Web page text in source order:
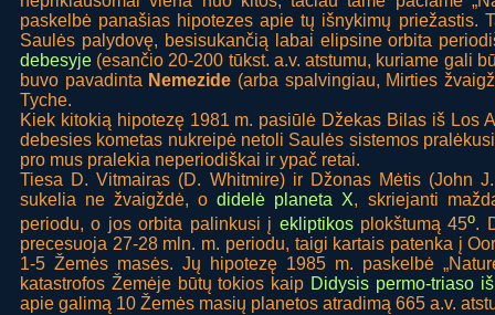
paskelbė panašias hipotezes apie tų išnykimų priežastis.
Saulės palydovę, besisukančią labai elipsine orbita
debesyje (esančio 20-200 tūkst. a.v. atstumu, kuriame gali
buvo pavadinta Nemezide (arba spalvingiau, Mirties
Tyche.
Kiek kitokią hipotezę 1981 m. pasiūlė Džekas Bilas iš Los
debesies kometas nukreipė netoli Saulės sistemos
pro mus pralekia neperiodiškai ir ypač retai.
Tiesa D. Vitmairas (D. Whitmire) ir Džonas Mėtis (John
sukelia ne žvaigždė, odidelė planeta X, skriejanti
periodu, o jos orbita palinkusi į ekliptikosplokštumą 45o.
precesuoja 27-28 mln. m. periodu, taigi kartais patenka į
1-5 Žemės masės. Jų hipotezę 1985 m. paskelbė
katastrofos Žemėje būtų tokios kaip Didysis permo-triaso
apie galimą 10 Žemės masių planetos atradimą 665 a.v.